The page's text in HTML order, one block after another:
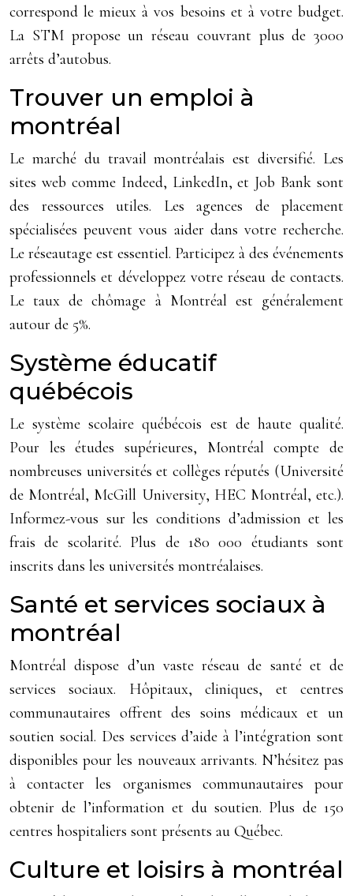
correspond le mieux à vos besoins et à votre budget.
La STM propose un réseau couvrant plus de 3000
arrêts d’autobus.
Trouver un emploi à
montréal
Le marché du travail montréalais est diversifié. Les
sites web comme Indeed, LinkedIn, et Job Bank sont
des ressources utiles. Les agences de placement
spécialisées peuvent vous aider dans votre recherche.
Le réseautage est essentiel. Participez à des événements
professionnels et développez votre réseau de contacts.
Le taux de chômage à Montréal est généralement
autour de 5%.
Système éducatif
québécois
Le système scolaire québécois est de haute qualité.
Pour les études supérieures, Montréal compte de
nombreuses universités et collèges réputés (Université
de Montréal, McGill University, HEC Montréal, etc.).
Informez-vous sur les conditions d’admission et les
frais de scolarité. Plus de 180 000 étudiants sont
inscrits dans les universités montréalaises.
Santé et services sociaux à
montréal
Montréal dispose d’un vaste réseau de santé et de
services sociaux. Hôpitaux, cliniques, et centres
communautaires offrent des soins médicaux et un
soutien social. Des services d’aide à l’intégration sont
disponibles pour les nouveaux arrivants. N’hésitez pas
à contacter les organismes communautaires pour
obtenir de l’information et du soutien. Plus de 150
centres hospitaliers sont présents au Québec.
Culture et loisirs à montréal